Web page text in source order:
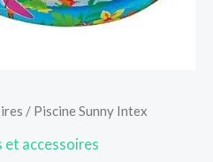
/ Piscine Sunny Intex
et accessoires